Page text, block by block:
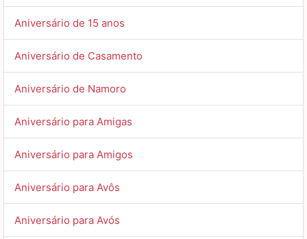
Aniversário de 15 anos
Aniversário de Casamento
Aniversário de Namoro
Aniversário para Amigas
Aniversário para Amigos
Aniversário para Avôs
Aniversário para Avós